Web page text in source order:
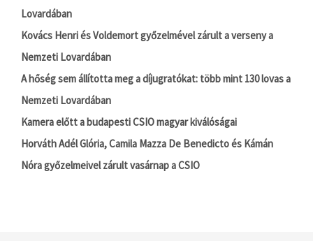
Lovardában
Kovács Henri és Voldemort győzelmével zárult a verseny a
Nemzeti Lovardában
A hőség sem állította meg a díjugratókat: több mint 130 lovas a
Nemzeti Lovardában
Kamera előtt a budapesti CSIO magyar kiválóságai
Horváth Adél Glória, Camila Mazza De Benedicto és Kámán
Nóra győzelmeivel zárult vasárnap a CSIO